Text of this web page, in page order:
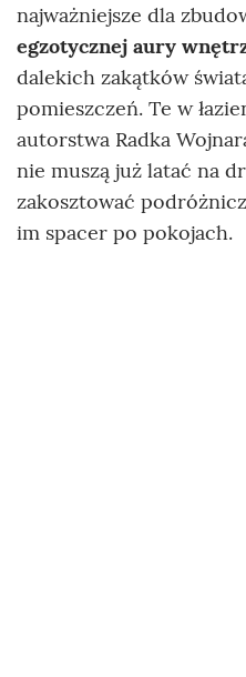
najważniejsze dla
egzotycznej aury
dalekich zakątków
pomieszczeń. Te w
autorstwa Radka
nie muszą już latać na
zakosztować
im spacer po pokojach.